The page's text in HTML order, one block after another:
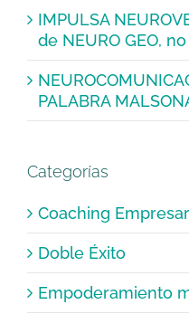
IMPULSA
de NEURO GEO, no
PALABRA
Categorías
Coaching
Doble Éxito
Empoderamiento